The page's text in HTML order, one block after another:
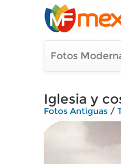
Fotos
Iglesia y
Fotos Antiguas /